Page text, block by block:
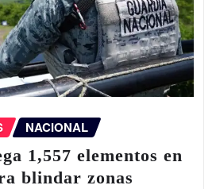
NACIONAL
1,557 elementos en
blindar zonas